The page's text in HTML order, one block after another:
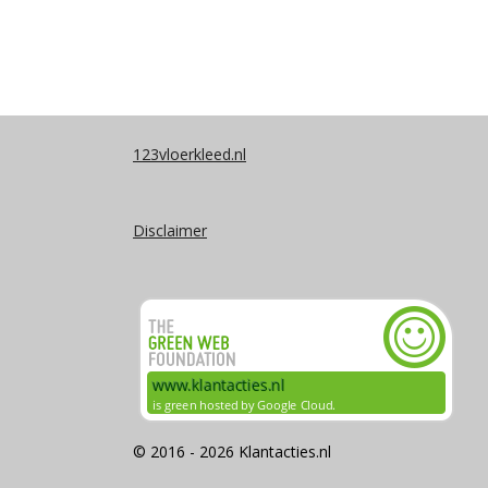
123vloerkleed.nl
Disclaimer
© 2016 - 2026 Klantacties.nl